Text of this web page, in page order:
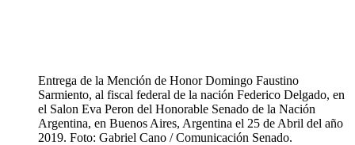
Entrega de la Mención de Honor Domingo Faustino
Sarmiento, al fiscal federal de la nación Federico Delgado, en
el Salon Eva Peron del Honorable Senado de la Nación
Argentina, en Buenos Aires, Argentina el 25 de Abril del año
2019. Foto: Gabriel Cano / Comunicación Senado.